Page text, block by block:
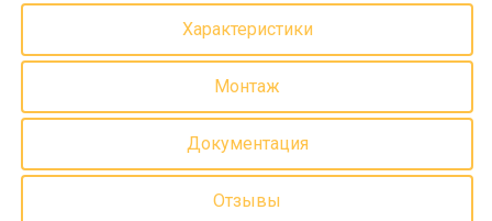
Характеристики
Монтаж
Документация
Отзывы